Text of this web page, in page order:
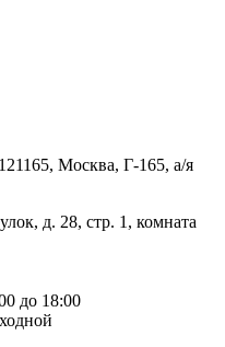
Москва, Г-165, а/я
д. 28, стр. 1, комната
до 18:00